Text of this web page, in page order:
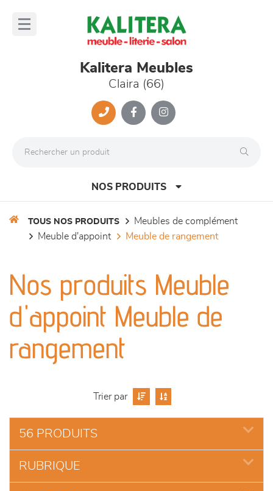
Kalitera Meubles
Claira (66)
NOS PRODUITS
séjours
meubles de complément
chambres et dressing
décoration
TOUS NOS PRODUITS
meubles de complément
meuble d'appoint
meuble de rangement
Nos produits Meuble
d'appoint Meuble de
rangement
Trier par
56 PRODUITS
RUBRIQUE